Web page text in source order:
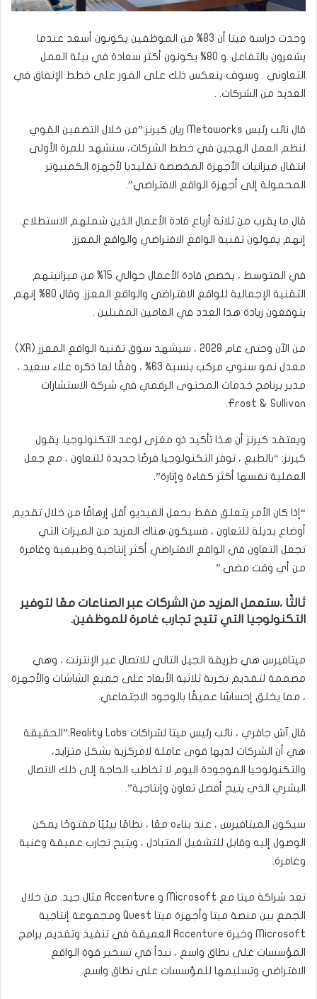
وجدت دراسة ميتا أن 83% من الموظفين يكونون أسعد عندما
يشعرون بالتفاعل .و 80% يكونون أكثر سعادة في بيئة العمل
التعاوني . وسوف ينعكس ذلك على الفور على خطط الإنفاق في
العديد من الشركات. .
قال نائب رئيس Metaworks ريان كيرنز:”من خلال التضمين القوي
لنظم العمل الهجين في خطط الشركات، سنشهد للمرة الأولى
انتقال ميزانيات الأجهزة المخصصة تقليديا لأجهزة الكمبيوتر
المحمولة إلى أجهزة الواقع الافتراضي”.
قال ما يقرب من ثلاثة أرباع قادة الأعمال الذين شملهم الاستطلاع.
إنهم يمولون تقنية الواقع الافتراضي والواقع المعزز.
في المتوسط ، يخصص قادة الأعمال حوالي 15% من ميزانيتهم
التقنية الإجمالية للواقع الافتراضي والواقع المعزز. وقال 80% إنهم
يتوقعون زيادة هذا العدد في العامين المقبلين .
من الآن وحتى عام 2028 ، سيشهد سوق تقنية الواقع المعزز (XR)
معدل نمو سنوي مركب بنسبة 63% ، وفقًا لما ذكره علاء سعيد ،
مدير برنامج خدمات المحتوى الرقمي في شركة الاستشارات
Frost & Sullivan.
ويعتقد كيرنز أن هذا تأكيد ذو مغزى لوعد التكنولوجيا. يقول
كيرنز: “بالطبع ، توفر التكنولوجيا فرصًا جديدة للتعاون ، مع جعل
العملية نفسها أكثر كفاءة وإثارة”.
“إذا كان الأمر يتعلق فقط بجعل الفيديو أقل إرهاقًا من خلال تقديم
أوضاع بديلة للتعاون ، فسيكون هناك المزيد من الميزات التي
تجعل التعاون في الواقع الافتراضي أكثر إنتاجية وطبيعية وغامرة
من أي وقت مضى.”
ثالثًا ،ستعمل المزيد من الشركات عبر الصناعات معًا لتوفير
التكنولوجيا التي تتيح تجارب غامرة للموظفين.
ميتافيرس هي طريقة الجيل التالي للاتصال عبر الإنترنت ، وهي
مصممة لتقديم تجربة ثلاثية الأبعاد على جميع الشاشات والأجهزة
، مما يخلق إحساسًا عميقًا بالوجود الاجتماعي.
قال آش جافري ، نائب رئيس ميتا لشراكات Reality Labs:”الحقيقة
هي أن الشركات لديها قوى عاملة لامركزية بشكل متزايد،
والتكنولوجيا الموجودة اليوم لا تخاطب الحاجة إلى ذلك الاتصال
البشري الذي يتيح أفضل تعاون وإنتاجية”.
سيكون الميتافيرس ، عند بناءه معًا ، نظامًا بيئيًا مفتوحًا يمكن
الوصول إليه وقابل للتشغيل المتبادل ، ويتيح تجارب عميقة وغنية
وغامرة.
تعد شراكة ميتا مع Microsoft و Accenture مثال جيد. من خلال
الجمع بين منصة ميتا وأجهزة ميتا Quest ومجموعة إنتاجية
Microsoft وخبرة Accenture العميقة في تنفيذ وتقديم برامج
المؤسسات على نطاق واسع ، نبدأ في تسخير قوة الواقع
الافتراضي وتسليمها للمؤسسات على نطاق واسع.